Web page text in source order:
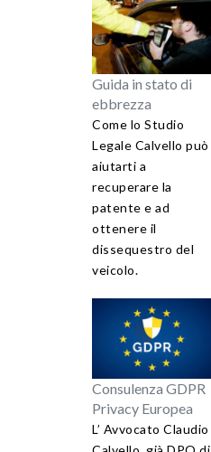
Guida in stato di
ebbrezza
Come lo Studio
Legale Calvello può
aiutarti a
recuperare la
patente e ad
ottenere il
dissequestro del
veicolo.
Consulenza GDPR
Privacy Europea
L’ Avvocato Claudio